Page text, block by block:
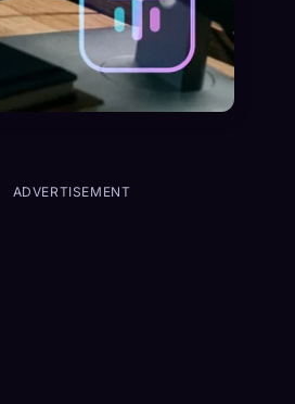
ADVERTISEMENT